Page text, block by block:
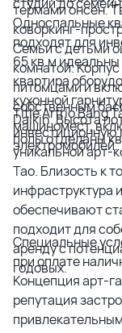
термами онсен.
коворкинг-
Семьи с детьми
комнатой.
питомцами и
собственным
машиномест,
электромобилей.
Односпальные
подходят для
65 кв.м
квартира
кухонной
Daikin. Высота
полы отделаны
Title Artrio Bang
инвестиционную
уникальной арт-
Тао. Близость к
инфраструктура
обеспечивают
подходит для
аренду с
годовых.
Специальные
при оплате
Концепция арт-
репутация